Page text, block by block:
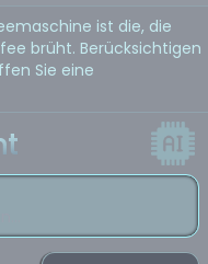
ist die, die
brüht. Berücksichtigen
Sie eine